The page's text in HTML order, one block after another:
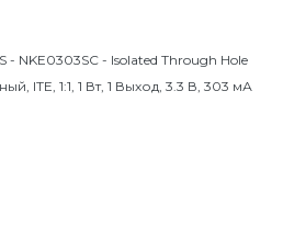
- NKE0303SC - Isolated Through Hole
ITE, 1:1, 1 Вт, 1 Выход, 3.3 В, 303 мА